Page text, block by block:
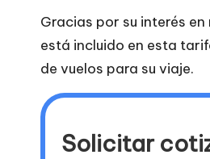
Gracias por su interés
está incluido en esta
de vuelos para su viaje.
Solicitar